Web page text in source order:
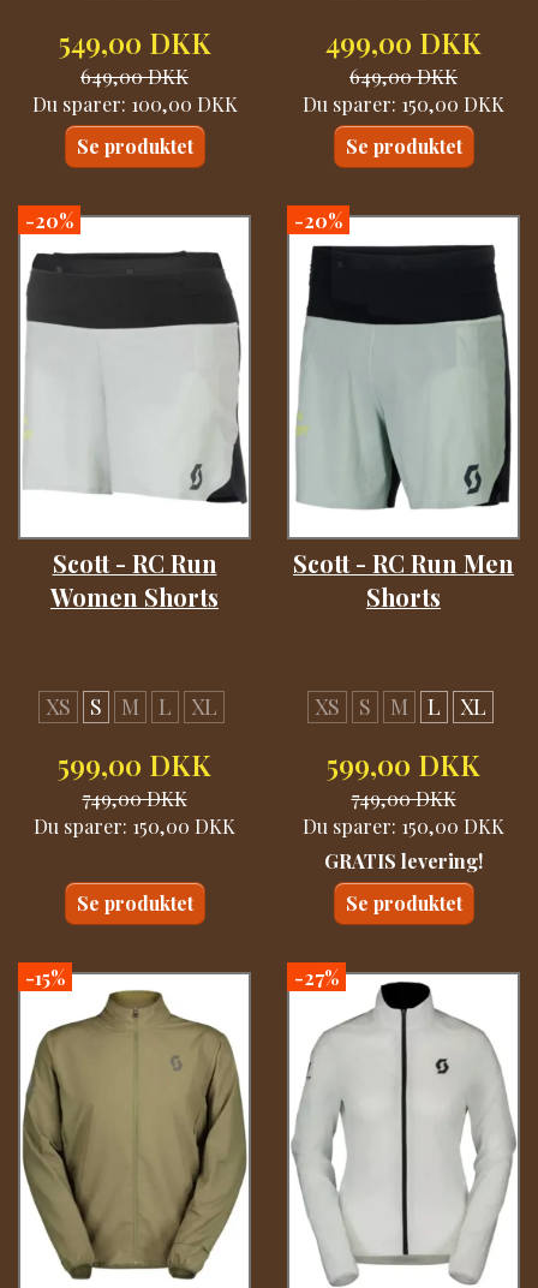
549,00 DKK
649,00 DKK
Du sparer: 100,00 DKK
Se produktet
499,00 DKK
649,00 DKK
Du sparer: 150,00 DKK
Se produktet
-20%
Scott - RC Run
Women Shorts
XS S M L XL
599,00 DKK
749,00 DKK
Du sparer: 150,00 DKK
Se produktet
-20%
Scott - RC Run Men
Shorts
XS S M L XL
599,00 DKK
749,00 DKK
Du sparer: 150,00 DKK
GRATIS levering!
Se produktet
-15% -27%